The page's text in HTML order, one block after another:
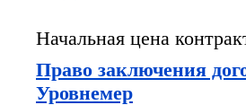
Начальная цена
Право заключения
Уровнемер